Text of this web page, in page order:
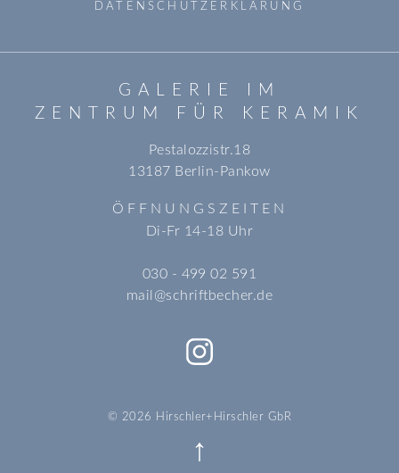
DATENSCHUTZERKLÄRUNG
GALERIE IM
ZENTRUM FÜR KERAMIK
Pestalozzistr.18
13187 Berlin-Pankow
ÖFFNUNGSZEITEN
Di-Fr 14-18 Uhr
030 - 499 02 591
mail@schriftbecher.de
© 2026 Hirschler+Hirschler GbR